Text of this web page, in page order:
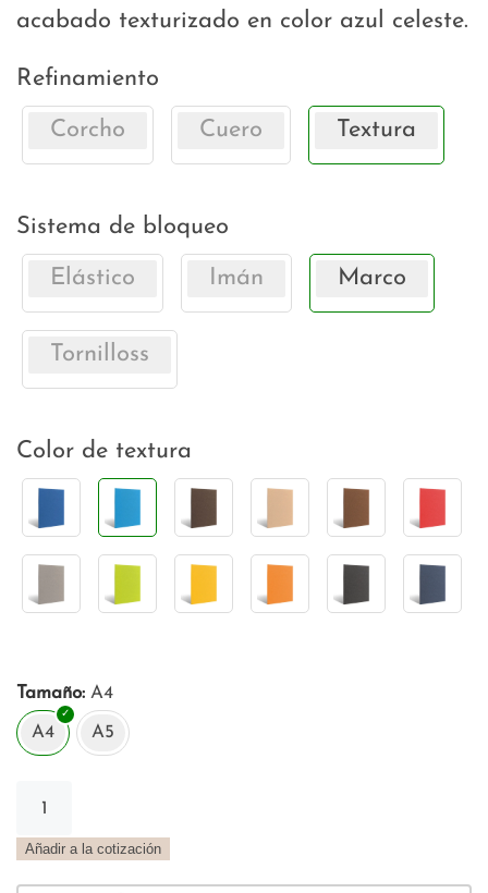
acabado texturizado en color azul celeste.
Refinamiento
Corcho Cuero Textura
Sistema de bloqueo
Elástico Imán Marco
Tornilloss
Color de textura
Tamaño A4
A4 A5
marco
Añadir a la cotización